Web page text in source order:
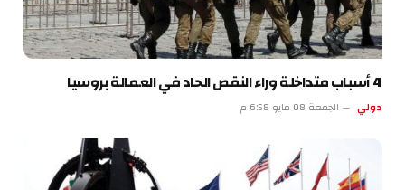
4 أسباب متداخلة وراء النقص الحاد في العمالة بروسيا
دولي الجمعة 08 مايو 6:58 م